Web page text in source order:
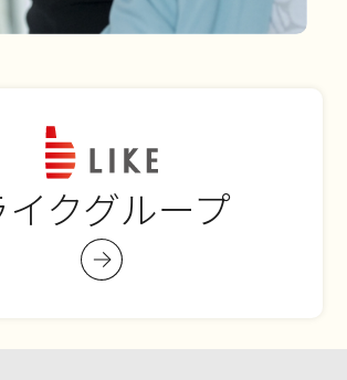
イクグループ